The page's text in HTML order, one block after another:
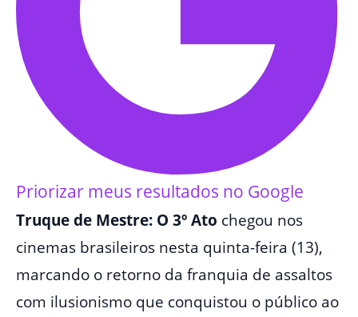
Priorizar meus resultados no Google
Truque de Mestre: O 3º Ato chegou nos
cinemas brasileiros nesta quinta-feira (13),
marcando o retorno da franquia de assaltos
com ilusionismo que conquistou o público ao